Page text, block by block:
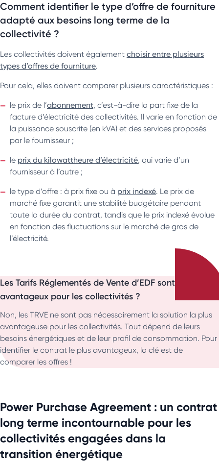
Comment identifier le type d’offre de fourniture
adapté aux besoins long terme de la
collectivité ?
Les collectivités doivent également choisir entre plusieurs
types d’offres de fourniture.
Pour cela, elles doivent comparer plusieurs caractéristiques :
le prix de l’abonnement, c’est-à-dire la part fixe de la
facture d’électricité des collectivités. Il varie en fonction de
la puissance souscrite (en kVA) et des services proposés
par le fournisseur ;
le prix du kilowattheure d’électricité, qui varie d’un
fournisseur à l’autre ;
le type d’offre : à prix fixe ou à prix indexé. Le prix de
marché fixe garantit une stabilité budgétaire pendant
toute la durée du contrat, tandis que le prix indexé évolue
en fonction des fluctuations sur le marché de gros de
l’électricité.
Les Tarifs Réglementés de Vente d’EDF sont-ils
avantageux pour les collectivités ?
Non, les TRVE ne sont pas nécessairement la solution la plus
avantageuse pour les collectivités. Tout dépend de leurs
besoins énergétiques et de leur profil de consommation. Pour
identifier le contrat le plus avantageux, la clé est de
comparer les offres !
Power Purchase Agreement : un contrat
long terme incontournable pour les
collectivités engagées dans la
transition énergétique